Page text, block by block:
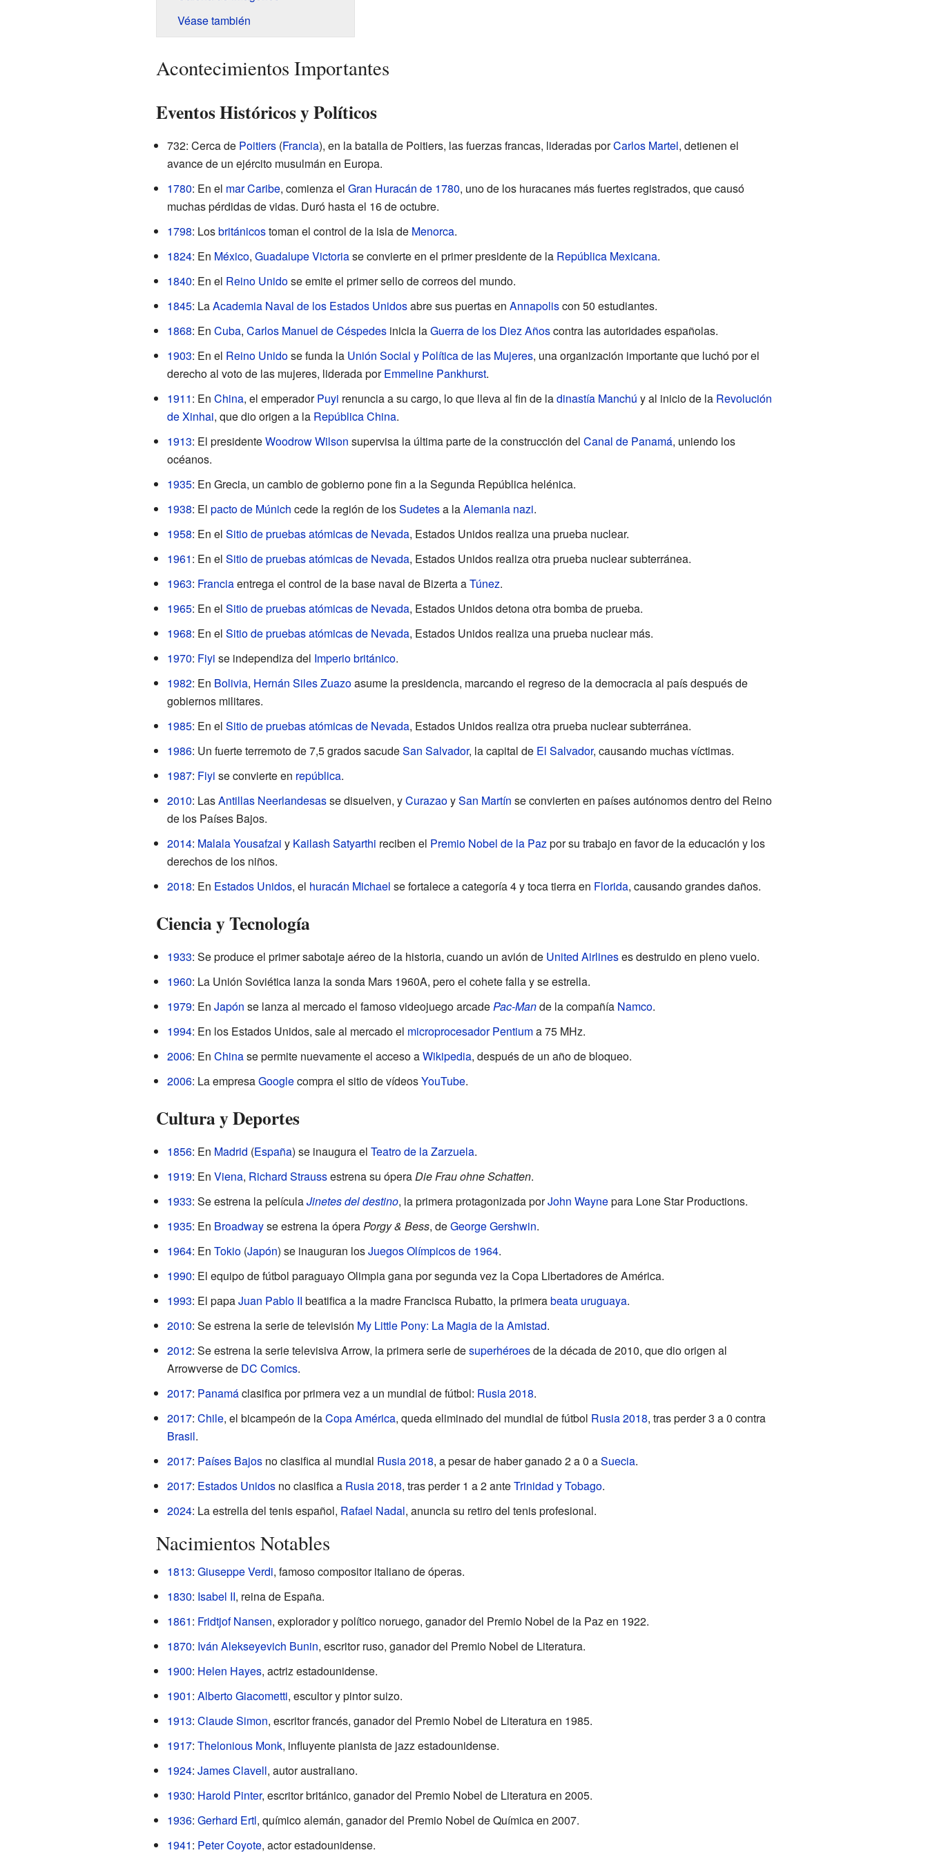
Véase también
Acontecimientos Importantes
Eventos Históricos y Políticos
732: Cerca de Poitiers(Francia), en la batalla de Poitiers, las fuerzas francas, lideradas porCarlos Martel, detienen el
avance de un ejército musulmán en Europa.
1780: En el mar Caribe, comienza el Gran Huracán de 1780, uno de los huracanes más fuertes registrados, que causó
muchas pérdidas de vidas. Duró hasta el 16 de octubre.
1798: Losbritánicostoman el control de la isla de Menorca.
1824: En México, Guadalupe Victoriase convierte en el primer presidente de la República Mexicana.
1840: En el Reino Unidose emite el primer sello de correos del mundo.
1845: LaAcademia Naval de los Estados Unidosabre sus puertas en Annapoliscon 50 estudiantes.
1868: En Cuba, Carlos Manuel de Céspedesinicia laGuerra de los Diez Añoscontra las autoridades españolas.
1903: En el Reino Unidose funda la Unión Social y Política de las Mujeres, una organización importante que luchó por el
derecho al voto de las mujeres, liderada porEmmeline Pankhurst.
1911: En China, el emperadorPuyi renuncia a su cargo, lo que lleva al fin de ladinastía Manchú y al inicio de la Revolución
de Xinhai, que dio origen a la República China.
1913: El presidenteWoodrow Wilson supervisa la última parte de la construcción del Canal de Panamá, uniendo los
océanos.
1935: En Grecia, un cambio de gobierno pone fin a la Segunda República helénica.
1938: El pacto de Múnich cede la región de losSudetesa laAlemania nazi.
1958: En el Sitio de pruebas atómicas de Nevada, Estados Unidos realiza una prueba nuclear.
1961: En el Sitio de pruebas atómicas de Nevada, Estados Unidos realiza otra prueba nuclear subterránea.
1963: Franciaentrega el control de la base naval de Bizerta aTúnez.
1965: En el Sitio de pruebas atómicas de Nevada, Estados Unidos detona otra bomba de prueba.
1968: En el Sitio de pruebas atómicas de Nevada, Estados Unidos realiza una prueba nuclear más.
1970: Fiyi se independiza del Imperio británico.
1982: En Bolivia, Hernán Siles Zuazoasume la presidencia, marcando el regreso de la democracia al país después de
gobiernos militares.
1985: En el Sitio de pruebas atómicas de Nevada, Estados Unidos realiza otra prueba nuclear subterránea.
1986: Un fuerte terremoto de 7,5 grados sacudeSan Salvador, la capital de El Salvador, causando muchas víctimas.
1987: Fiyi se convierte en república.
2010: LasAntillas Neerlandesasse disuelven, yCurazaoySan Martín se convierten en países autónomos dentro del Reino
de los Países Bajos.
2014: Malala Yousafzai y Kailash Satyarthi reciben el Premio Nobel de la Pazpor su trabajo en favor de la educación y los
derechos de los niños.
2018: En Estados Unidos, el huracán Michael se fortalece a categoría 4 y toca tierra en Florida, causando grandes daños.
Ciencia y Tecnología
1933: Se produce el primer sabotaje aéreo de la historia, cuando un avión de United Airlineses destruido en pleno vuelo.
1960: La Unión Soviética lanza la sonda Mars 1960A, pero el cohete falla y se estrella.
1979: En Japón se lanza al mercado el famoso videojuego arcadePac-Mande la compañía Namco.
1994: En los Estados Unidos, sale al mercado el microprocesador Pentiuma 75 MHz.
2006: En Chinase permite nuevamente el acceso aWikipedia, después de un año de bloqueo.
2006: La empresaGooglecompra el sitio de vídeosYouTube.
Cultura y Deportes
1856: En Madrid (España) se inaugura el Teatro de la Zarzuela.
1919: En Viena, Richard Straussestrena su óperaDie Frau ohne Schatten.
1933: Se estrena la películaJinetes del destino, la primera protagonizada porJohn Waynepara Lone Star Productions.
1935: En Broadwayse estrena la óperaPorgy & Bess, deGeorge Gershwin.
1964: En Tokio(Japón) se inauguran losJuegos Olímpicos de 1964.
1990: El equipo de fútbol paraguayo Olimpia gana por segunda vez la Copa Libertadores de América.
1993: El papaJuan Pablo II beatifica a la madre Francisca Rubatto, la primerabeata uruguaya.
2010: Se estrena la serie de televisión My Little Pony: La Magia de la Amistad.
2012: Se estrena la serie televisiva Arrow, la primera serie desuperhéroesde la década de 2010, que dio origen al
Arrowverse de DC Comics.
2017: Panamáclasifica por primera vez a un mundial de fútbol: Rusia 2018.
2017: Chile, el bicampeón de laCopa América, queda eliminado del mundial de fútbol Rusia 2018, tras perder 3 a 0 contra
Brasil.
2017: Países Bajosno clasifica al mundial Rusia 2018, a pesar de haber ganado 2 a 0 aSuecia.
2017: Estados Unidosno clasifica a Rusia 2018, tras perder 1 a 2 anteTrinidad y Tobago.
2024: La estrella del tenis español, Rafael Nadal, anuncia su retiro del tenis profesional.
Nacimientos Notables
1813: Giuseppe Verdi, famoso compositor italiano de óperas.
1830: Isabel II, reina de España.
1861: Fridtjof Nansen, explorador y político noruego, ganador del Premio Nobel de la Paz en 1922.
1870: Iván Alekseyevich Bunin, escritor ruso, ganador del Premio Nobel de Literatura.
1900: Helen Hayes, actriz estadounidense.
1901: Alberto Giacometti, escultor y pintor suizo.
1913: Claude Simon, escritor francés, ganador del Premio Nobel de Literatura en 1985.
1917: Thelonious Monk, influyente pianista de jazz estadounidense.
1924: James Clavell, autor australiano.
1930: Harold Pinter, escritor británico, ganador del Premio Nobel de Literatura en 2005.
1936: Gerhard Ertl, químico alemán, ganador del Premio Nobel de Química en 2007.
1941: Peter Coyote, actor estadounidense.